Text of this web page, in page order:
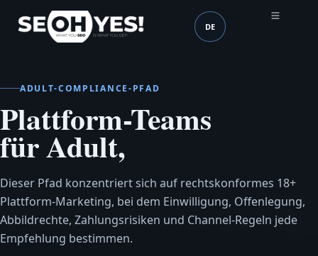
SEOH Sprache (mobile
DE
ADULT-COMPLIANCE-PFAD
Plattform-Teams
für Adult,
Dieser Pfad konzentriert sich auf rechtskonformes 18+
Plattform-Marketing, bei dem Einwilligung, Offenlegung,
Abbildrechte, Zahlungsrisiken und Channel‑Regeln jede
Empfehlung bestimmen.